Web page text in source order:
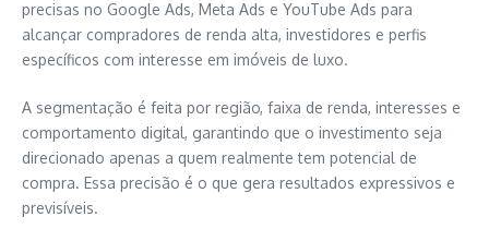
precisas no Google Ads, Meta Ads e YouTube Ads para
alcançar compradores de renda alta, investidores e perfis
específicos com interesse em imóveis de luxo.
A segmentação é feita por região, faixa de renda, interesses e
comportamento digital, garantindo que o investimento seja
direcionado apenas a quem realmente tem potencial de
compra. Essa precisão é o que gera resultados expressivos e
previsíveis.